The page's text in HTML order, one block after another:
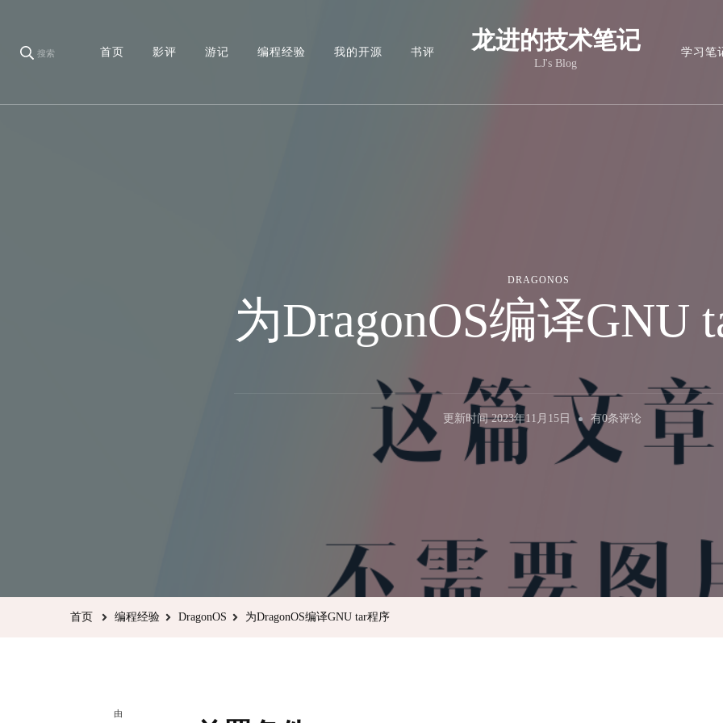
搜索 首页 影评 游记 编程经验 我的开源 书评 龙进的技术笔记
LJ's Blog
学习笔
DRAGONOS
为DragonOS编译GNU
更新时间2023年11月15日
为
DragonOS
有0条评论
首页 编程经验 DragonOS 为DragonOS编译GNU tar程序
由